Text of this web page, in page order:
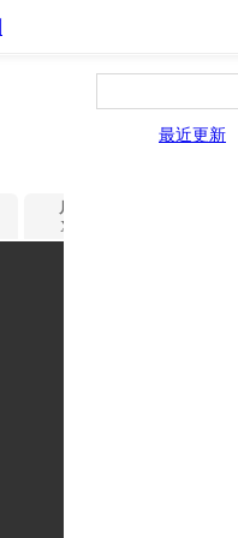
最近更新
片源9
XYun